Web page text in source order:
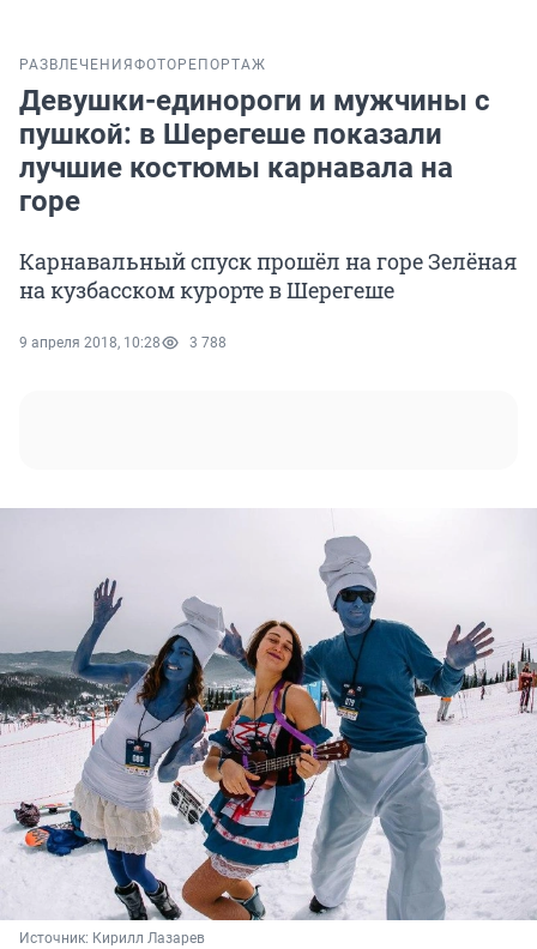
РАЗВЛЕЧЕНИЯ ФОТОРЕПОРТАЖ
Девушки-единороги и мужчины с
пушкой: в Шерегеше показали
лучшие костюмы карнавала на
горе
Карнавальный спуск прошёл на горе Зелёная
на кузбасском курорте в Шерегеше
9 апреля 2018, 10:28 3 788
Источник: Кирилл Лазарев